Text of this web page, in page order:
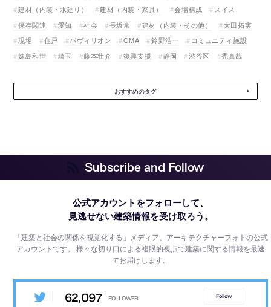
建材（内装・水廻り）
建材（内装・家具） 会場構成
スイス
保存関連
愛知 社会 長坂常 建材（内装・その他）
太田拓実
現場
住戸 パヴィリオン OMA 鈴野浩一
コミュニティ施設
妹島和世
埼玉 藤本壮介 復興支援 静岡 渋谷区 禿真哉
おすすめのタグ
Subscribe and Follow
公式アカウントをフォローして、
見逃せない建築情報を受け取ろう。
「建築と社会の関係を視覚化する」メディア、アーキテクチャーフォトの公式
アカウントです。様々な切り口による複眼的視点で建築に関する情報を最速
でお届けします。
62,097 Follow